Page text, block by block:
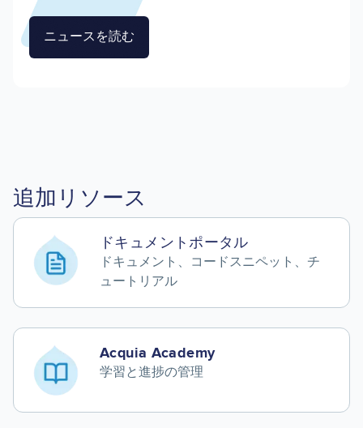
ニュースを読む
追加リソース
ドキュメントポータル
ドキュメント、コードスニペット、チ
ュートリアル
Acquia Academy
学習と進捗の管理